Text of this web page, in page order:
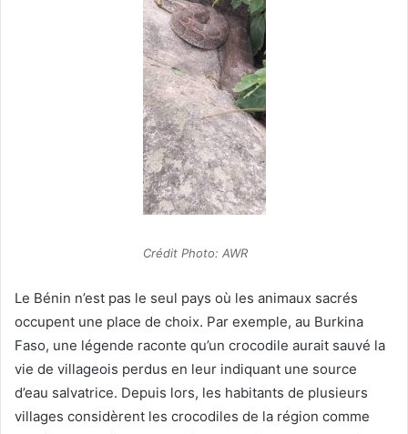
Crédit Photo: AWR
Le Bénin n’est pas le seul pays où les animaux sacrés
occupent une place de choix. Par exemple, au Burkina
Faso, une légende raconte qu’un crocodile aurait sauvé la
vie de villageois perdus en leur indiquant une source
d’eau salvatrice. Depuis lors, les habitants de plusieurs
villages considèrent les crocodiles de la région comme